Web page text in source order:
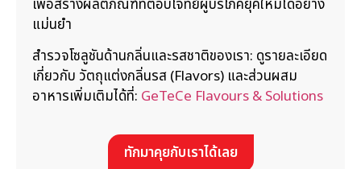
เพื่อสร้างผลิตภัณฑ์ที่ตอบโจทย์ผู้บริโภคยุคใหม่ได้อย่าง
แม่นยำ
สำรวจโซลูชันด้านกลิ่นและรสชาติของเรา: ดูรายละเอียด
เกี่ยวกับ วัตถุแต่งกลิ่นรส (Flavors) และส่วนผสม
อาหารเพิ่มเติมได้ที่: GeTeCe Flavours & Solutions
ทักมาคุยกับเราได้เลย